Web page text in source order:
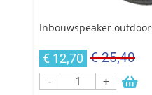
Inbouwspeaker
€ 12,70 € 25,40
- +